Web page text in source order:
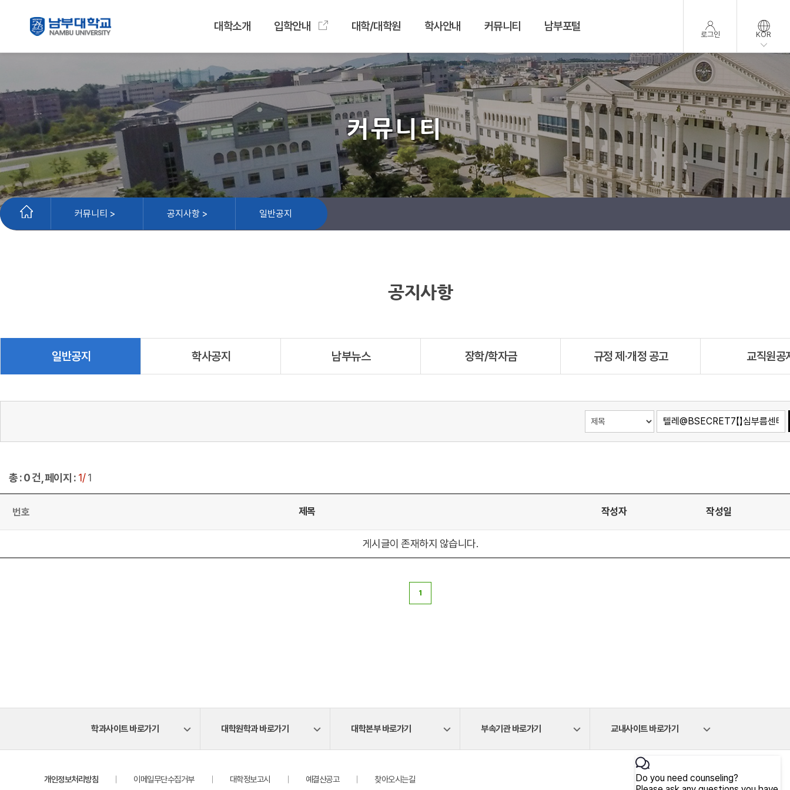
대학소개 입학안내 대학/대학원 학사안내 커뮤니티 남부포털
로그인 KOR
커뮤니티
커뮤니티 > 공지사항 > 일반공지
공지사항
일반공지 학사공지 남부뉴스 장학/학자금 규정 제·개정 공고 교직원공
총 : 0 건, 페이지 : 1/ 1
번호 제목 작성자 작성일
게시글이 존재하지 않습니다.
1
학과사이트 바로가기 대학원학과 바로가기 대학본부 바로가기 부속기관 바로가기 교내사이트 바로가기
개인정보처리방침 이메일무단수집거부 대학정보고시 예결산공고 찾아오시는길